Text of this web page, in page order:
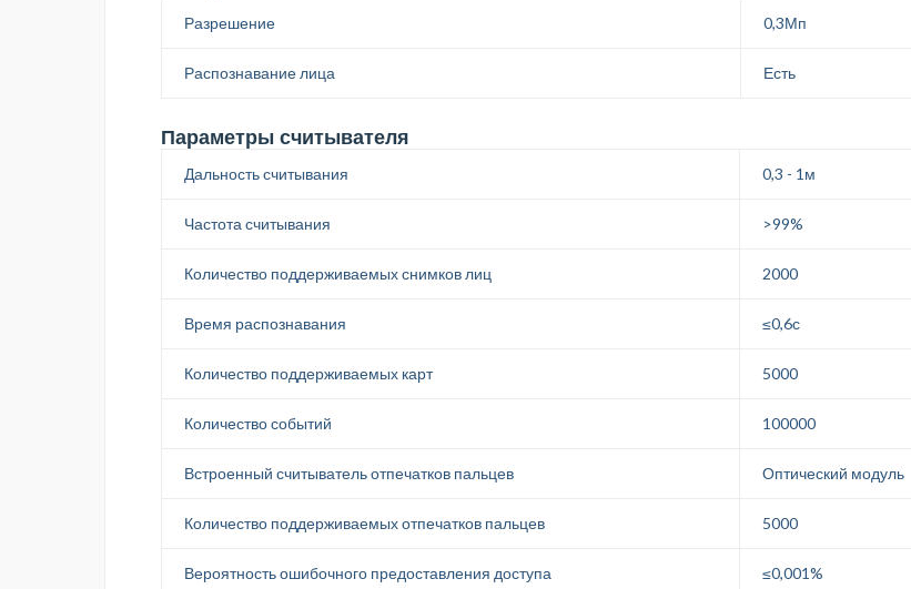
Разрешение 0,3Мп
Распознавание лица Есть
Параметры считывателя
Дальность считывания 0,3 - 1м
Частота считывания >99%
Количество поддерживаемых снимков лиц 2000
Время распознавания ≤0,6с
Количество поддерживаемых карт 5000
Количество событий 100000
Встроенный считыватель отпечатков пальцев Оптический модуль
Количество поддерживаемых отпечатков пальцев 5000
Вероятность ошибочного предоставления доступа ≤0,001%